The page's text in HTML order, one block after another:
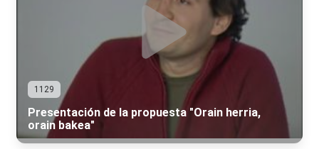
1129
Presentación de la propuesta "Orain herria,
orain bakea"